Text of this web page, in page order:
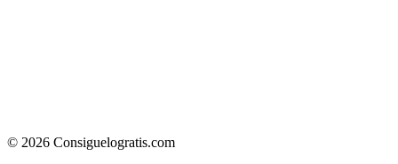
© 2026 Consiguelogratis.com